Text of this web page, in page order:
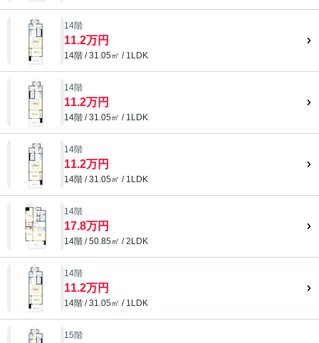
14階
11.2万円
14階 / 31.05㎡ / 1LDK
14階
11.2万円
14階 / 31.05㎡ / 1LDK
14階
11.2万円
14階 / 31.05㎡ / 1LDK
14階
17.8万円
14階 / 50.85㎡ / 2LDK
14階
11.2万円
14階 / 31.05㎡ / 1LDK
15階